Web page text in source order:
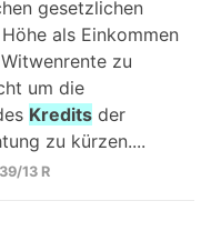
gesetzlichen
als Einkommen
zu
um die
Kredits der
zu kürzen....
13 R